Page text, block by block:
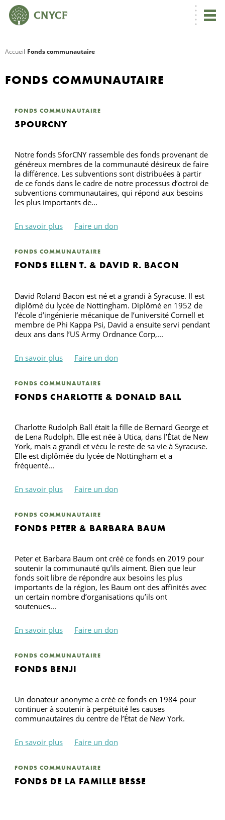
Accueil Fonds communautaire
FONDS COMMUNAUTAIRE
FONDS COMMUNAUTAIRE
5POURCNY
Notre fonds 5forCNY rassemble des fonds provenant de
généreux membres de la communauté désireux de faire
la différence. Les subventions sont distribuées à partir
de ce fonds dans le cadre de notre processus d’octroi de
subventions communautaires, qui répond aux besoins
les plus importants de...
En savoir plus Faire un don
FONDS COMMUNAUTAIRE
FONDS ELLEN T. & DAVID R. BACON
David Roland Bacon est né et a grandi à Syracuse. Il est
diplômé du lycée de Nottingham. Diplômé en 1952 de
l’école d’ingénierie mécanique de l’université Cornell et
membre de Phi Kappa Psi, David a ensuite servi pendant
deux ans dans l’US Army Ordnance Corp,...
En savoir plus Faire un don
FONDS COMMUNAUTAIRE
FONDS CHARLOTTE & DONALD BALL
Charlotte Rudolph Ball était la fille de Bernard George et
de Lena Rudolph. Elle est née à Utica, dans l’État de New
York, mais a grandi et vécu le reste de sa vie à Syracuse.
Elle est diplômée du lycée de Nottingham et a
fréquenté...
En savoir plus Faire un don
FONDS COMMUNAUTAIRE
FONDS PETER & BARBARA BAUM
Peter et Barbara Baum ont créé ce fonds en 2019 pour
soutenir la communauté qu’ils aiment. Bien que leur
fonds soit libre de répondre aux besoins les plus
importants de la région, les Baum ont des affinités avec
un certain nombre d’organisations qu’ils ont
soutenues...
En savoir plus Faire un don
FONDS COMMUNAUTAIRE
FONDS BENJI
Un donateur anonyme a créé ce fonds en 1984 pour
continuer à soutenir à perpétuité les causes
communautaires du centre de l’État de New York.
En savoir plus Faire un don
FONDS COMMUNAUTAIRE
FONDS DE LA FAMILLE BESSE